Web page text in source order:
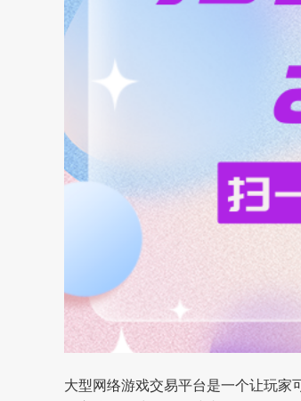
大型网络游戏交易平台是一个让玩家